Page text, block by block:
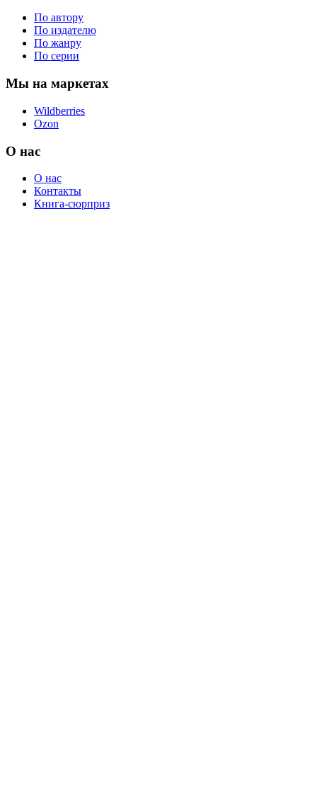
По автору
По издателю
По жанру
По серии
Мы на маркетах
Wildberries
Ozon
О нас
О нас
Контакты
Книга-сюрприз